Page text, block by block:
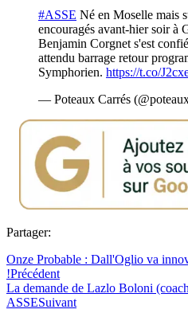
#ASSE Né en Moselle mais
encouragés avant-hier soir à
Benjamin Corgnet s'est
attendu barrage retour
Symphorien. https://t.co/
— Poteaux Carrés
Partager:
Onze Probable : Dall'Oglio va
!Précédent
La demande de Lazlo Boloni
ASSESuivant